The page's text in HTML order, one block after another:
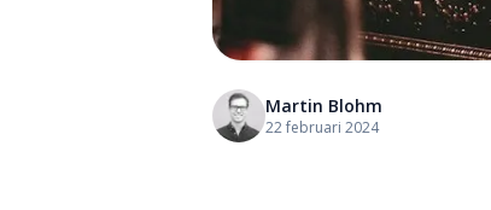
Martin Blohm
22 februari 2024